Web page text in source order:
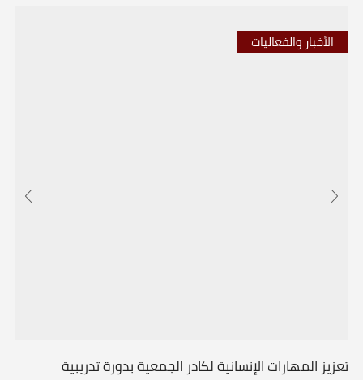
الأخبار والفعاليات
تعزيز المهارات الإنسانية لكادر الجمعية بدورة تدريبية